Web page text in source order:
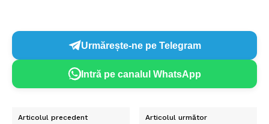
Urmărește-ne pe Telegram
Intră pe canalul WhatsApp
Articolul precedent Articolul următor